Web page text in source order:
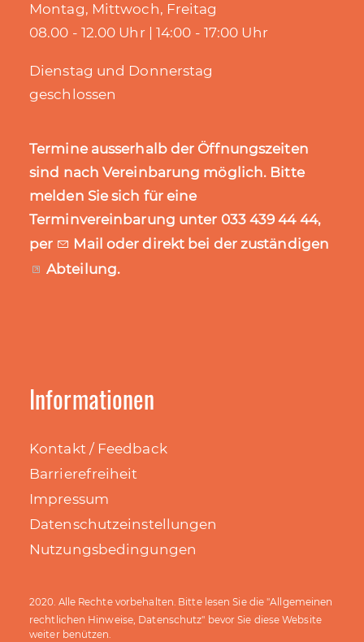
Montag, Mittwoch, Freitag
08.00 - 12.00 Uhr | 14:00 - 17:00 Uhr
Dienstag und Donnerstag
geschlossen
Termine ausserhalb der Öffnungszeiten
sind nach Vereinbarung möglich. Bitte
melden Sie sich für eine
Terminvereinbarung unter 033 439 44 44,
per
Mail oder direkt bei der zuständigen
Abteilung.
Informationen
Kontakt / Feedback
Barrierefreiheit
Impressum
Datenschutzeinstellungen
Nutzungsbedingungen
2020. Alle Rechte vorbehalten. Bitte lesen Sie die "Allgemeinen
rechtlichen Hinweise, Datenschutz" bevor Sie diese Website
weiter benützen.